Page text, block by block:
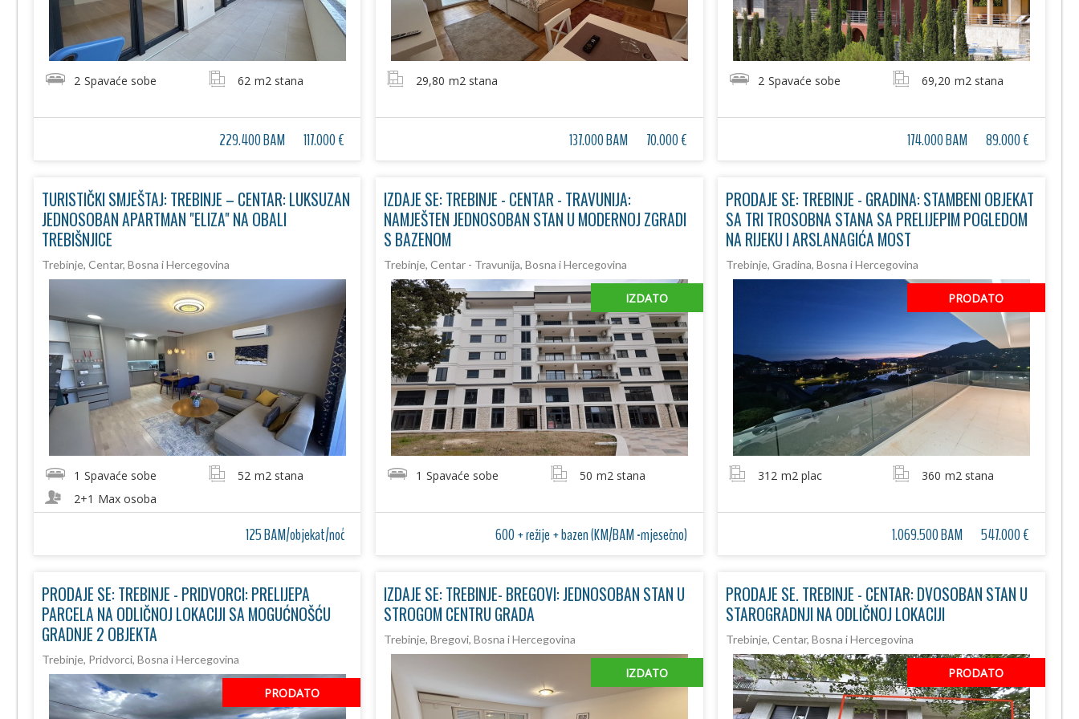
2 Spavaće sobe 62 m2 stana
229.400 BAM 117.000 €
29,80 m2 stana
137.000 BAM 70.000 €
2 Spavaće sobe 69,20 m2 stana
174.000 BAM 89.000 €
TURISTIČKI SMJEŠTAJ: TREBINJE – CENTAR: LUKSUZAN
JEDNOSOBAN APARTMAN "ELIZA" NA OBALI
TREBIŠNJICE
Trebinje, Centar, Bosna i Hercegovina
1 Spavaće sobe 52 m2 stana
2+1 Max osoba
125 BAM/objekat/noć
IZDAJE SE: TREBINJE - CENTAR - TRAVUNIJA:
NAMJEŠTEN JEDNOSOBAN STAN U MODERNOJ ZGRADI
S BAZENOM
Trebinje, Centar - Travunija, Bosna i Hercegovina
IZDATO
1 Spavaće sobe 50 m2 stana
600 + režije + bazen (KM/BAM -mjesečno)
PRODAJE SE: TREBINJE - GRADINA: STAMBENI OBJEKAT
SA TRI TROSOBNA STANA SA PRELIJEPIM POGLEDOM
NA RIJEKU I ARSLANAGIĆA MOST
Trebinje, Gradina, Bosna i Hercegovina
PRODATO
312 m2 plac 360 m2 stana
1.069.500 BAM 547.000 €
PRODAJE SE: TREBINJE - PRIDVORCI: PRELIJEPA
PARCELA NA ODLIČNOJ LOKACIJI SA MOGUĆNOŠĆU
GRADNJE 2 OBJEKTA
Trebinje, Pridvorci, Bosna i Hercegovina
PRODATO
IZDAJE SE: TREBINJE- BREGOVI: JEDNOSOBAN STAN U
STROGOM CENTRU GRADA
Trebinje, Bregovi, Bosna i Hercegovina
IZDATO
PRODAJE SE. TREBINJE - CENTAR: DVOSOBAN STAN U
STAROGRADNJI NA ODLIČNOJ LOKACIJI
Trebinje, Centar, Bosna i Hercegovina
PRODATO